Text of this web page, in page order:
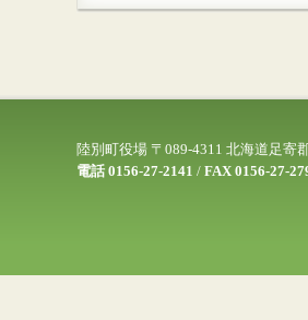
陸別町役場 〒089-4311 北海道足寄
電話 0156-27-2141 / FAX 0156-27-